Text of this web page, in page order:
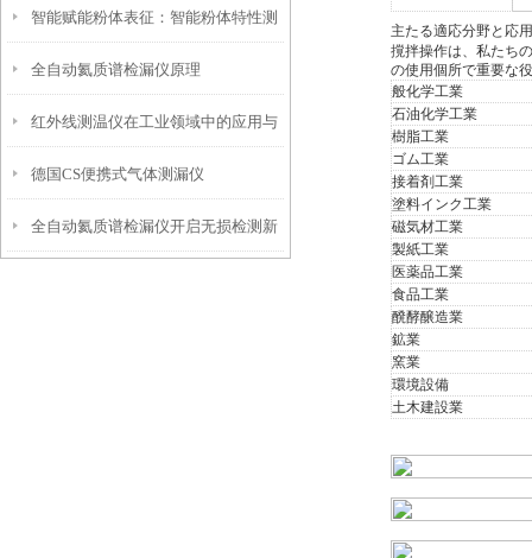
智能赋能粉体表征：智能粉体特性测
试仪分析系统解析
全自动氦质谱检漏仪原理
红外线测温仪在工业领域中的应用与
优势
德国CS便携式气体测漏仪
全自动氦质谱检漏仪开启无损检测新
主たる適応分野と応
撹拌操作は、私たち
の使用個所で重要な
般化学工業
石油化学工業
樹脂工業
ゴム工業
接着剤工業
塗料インク工業
磁気材工業
製紙工業
医薬品工業
食品工業
醗酵醸造業
鉱業
窯業
環境設備
土木建設業